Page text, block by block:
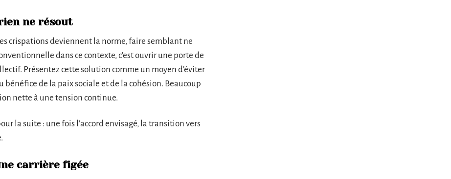
ne résout
crispations deviennent la norme, faire semblant ne
dans ce contexte, c’est ouvrir une porte de
Présentez cette solution comme un moyen d’éviter
bénéfice de la paix sociale et de la cohésion. Beaucoup
nette à une tension continue.
la suite : une fois l’accord envisagé, la transition vers
carrière figée